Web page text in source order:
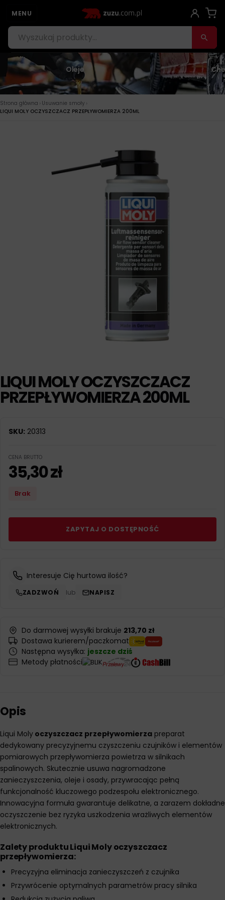
MENU
Oleje
Strona główna › Usuwanie smoły ›
LIQUI MOLY OCZYSZCZACZ PRZEPŁYWOMIERZA 200ML
LIQUI MOLY OCZYSZCZACZ
PRZEPŁYWOMIERZA 200ML
SKU: 20313
CENA BRUTTO
35,30zł
Brak
ZAPYTAJ O DOSTĘPNOŚĆ
Interesuje Cię hurtowa ilość?
ZADZWOŃ lub NAPISZ
Do darmowej wysyłki brakuje 213,70 zł
Dostawa kurierem/paczkomat
Następna wysyłka: jeszcze dziś
Metody płatności
Opis
Liqui Moly oczyszczacz przepływomierza preparat
dedykowany precyzyjnemu czyszczeniu czujników i elementów
pomiarowych przepływomierza powietrza w silnikach
spalinowych. Skutecznie usuwa nagromadzone
zanieczyszczenia, oleje i osady, przywracając pełną
funkcjonalność kluczowego podzespołu elektronicznego.
Innowacyjna formuła gwarantuje delikatne, a zarazem dokładne
oczyszczenie bez ryzyka uszkodzenia wrażliwych elementów
elektronicznych.
Zalety produktu Liqui Molyoczyszczacz
przepływomierza:
Precyzyjna eliminacja zanieczyszczeń z czujnika
Przywrócenie optymalnych parametrów pracy silnika